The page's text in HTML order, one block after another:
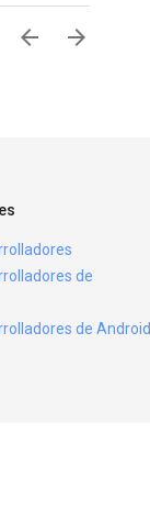
 
de
de Android